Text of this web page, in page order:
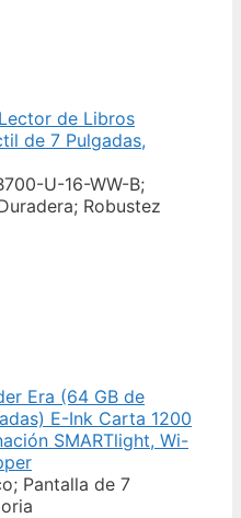
de Libros
de 7 Pulgadas,
U-16-WW-B;
Robustez
Era (64 GB de
E-Ink Carta 1200
SMARTlight, Wi-
Pantalla de 7